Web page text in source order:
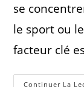
se
le sport ou
facteur clé
Continuer La